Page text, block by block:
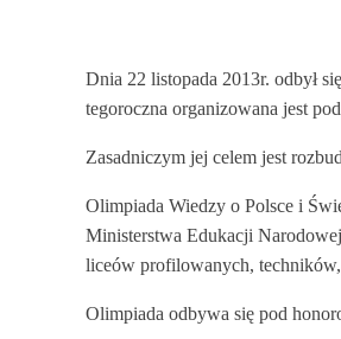
Dnia 22 listopada 2013r. odbył
tegoroczna organizowana jest
Zasadniczym jej celem jest
Olimpiada Wiedzy o Polsce i
Ministerstwa Edukacji
liceów profilowanych, techników,
Olimpiada odbywa się pod